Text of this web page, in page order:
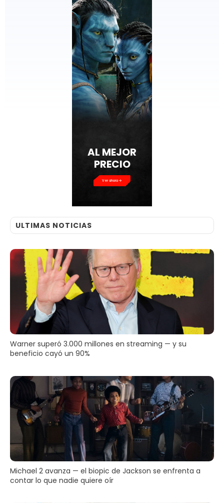
Ver ahora
ULTIMAS NOTICIAS
Warner superó 3.000 millones en streaming — y su
beneficio cayó un 90%
Michael 2 avanza — el biopic de Jackson se enfrenta a
contar lo que nadie quiere oír